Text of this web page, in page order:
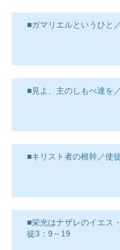
■ガマリエルというひと
■見よ、主のしもべ達を
■キリスト者の根幹／使
■栄光はナザレのイエス
徒3：9～19